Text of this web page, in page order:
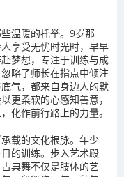
温暖的托举。9岁那
享受无忧时光时，早早
梦想，专注于训练与成
略了师长在指点中倾注
气，都来自身边人的默
更柔软的心感知善意，
化作前行路上的力量。
载的文化根脉。年少
的训练。步入艺术殿
典舞不仅是肢体的艺